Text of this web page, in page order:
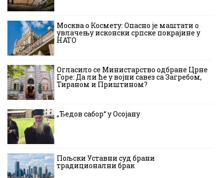
Москва о Космету: Опасно је маштати о
увлачењу исконски српске покрајине у
НАТО
Огласило се Министарство одбране Црне
Горе: Да ли ће у војни савез са Загребом,
Тираном и Приштином?
„Ђедов сабор“ у Осојану
Пољски Уставни суд брани
традиционални брак